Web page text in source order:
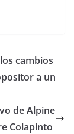
cambios
a un
de Alpine
Colapinto